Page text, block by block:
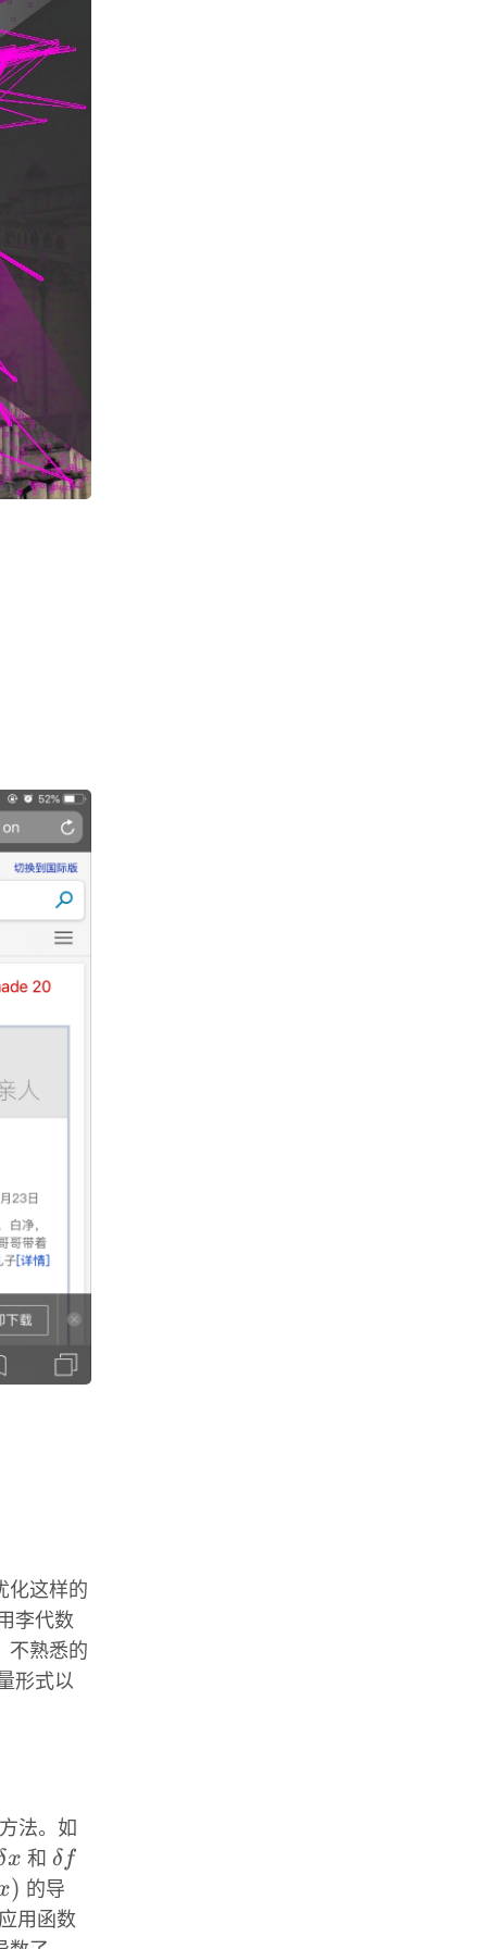
化这样的
李代数
不熟悉的
形式以
法。如
x 和 \delta
f
δ f
) 的导
用函数